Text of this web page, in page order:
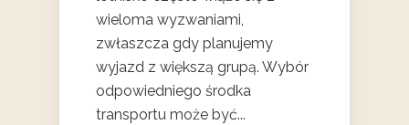
wieloma wyzwaniami,
zwłaszcza gdy planujemy
wyjazd z większą grupą. Wybór
odpowiedniego środka
transportu może być...